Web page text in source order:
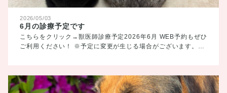
2026/05/03
6月の診療予定です
こちらをクリック→獣医師診療予定2026年6月 WEB予約もぜひ
ご利用ください！ ※予定に変更が生じる場合がございます。…